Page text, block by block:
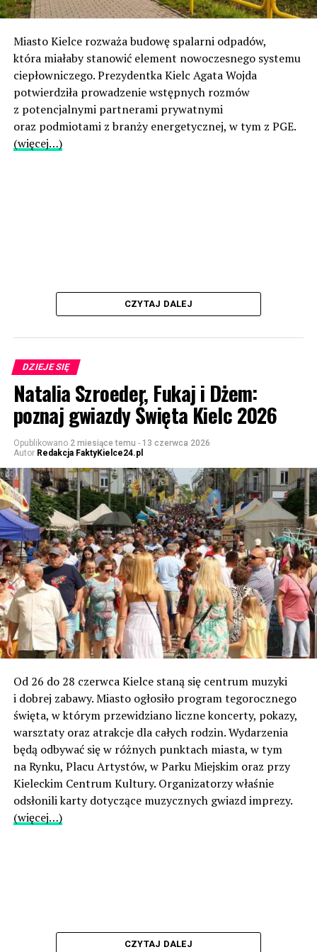
Miasto Kielce rozważa budowę spalarni odpadów,
która miałaby stanowić element nowoczesnego systemu
ciepłowniczego. Prezydentka Kielc Agata Wojda
potwierdziła prowadzenie wstępnych rozmów
z potencjalnymi partnerami prywatnymi
oraz podmiotami z branży energetycznej, w tym z PGE.
(więcej…)
CZYTAJ DALEJ
DZIEJE SIĘ
Natalia Szroeder, Fukaj i Dżem:
poznaj gwiazdy Święta Kielc 2026
Opublikowano 2 miesiące temu - 13 czerwca 2026
Autor Redakcja FaktyKielce24.pl
Od 26 do 28 czerwca Kielce staną się centrum muzyki
i dobrej zabawy. Miasto ogłosiło program tegorocznego
święta, w którym przewidziano liczne koncerty, pokazy,
warsztaty oraz atrakcje dla całych rodzin. Wydarzenia
będą odbywać się w różnych punktach miasta, w tym
na Rynku, Placu Artystów, w Parku Miejskim oraz przy
Kieleckim Centrum Kultury. Organizatorzy właśnie
odsłonili karty dotyczące muzycznych gwiazd imprezy.
(więcej…)
CZYTAJ DALEJ